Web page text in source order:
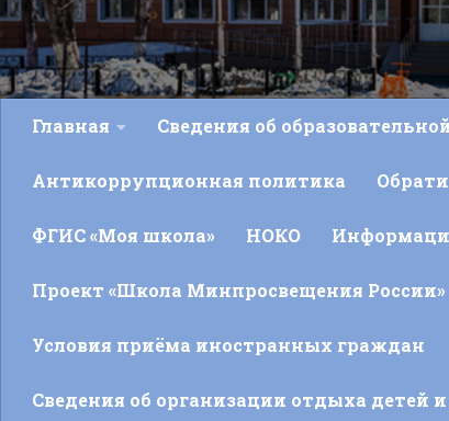
Главная Сведения об
Антикоррупционная политика
ФГИС «Моя школа» НОКО
Проект «Школа Минпросвещения России»
Условия приёма иностранных граждан
Сведения об организации отдыха детей